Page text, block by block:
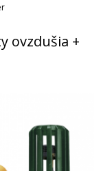
ovzdušia +